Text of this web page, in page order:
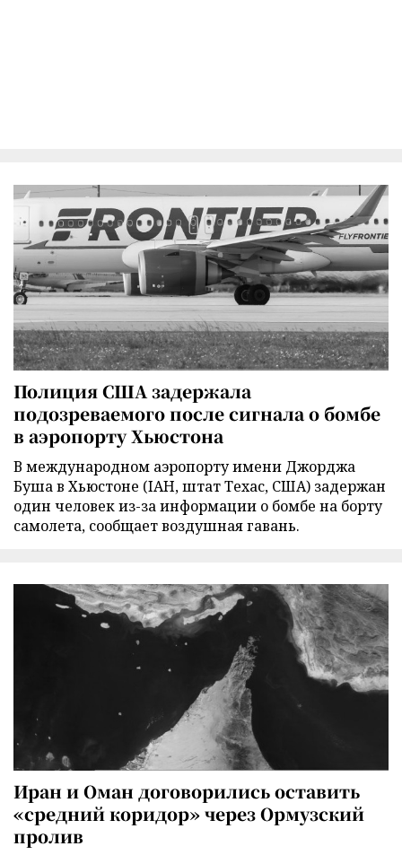
Полиция США задержала
подозреваемого после сигнала о бомбе
в аэропорту Хьюстона
В международном аэропорту имени Джорджа
Буша в Хьюстоне (IAH, штат Техас, США) задержан
один человек из-за информации о бомбе на борту
самолета, сообщает воздушная гавань.
Иран и Оман договорились оставить
«средний коридор» через Ормузский
пролив